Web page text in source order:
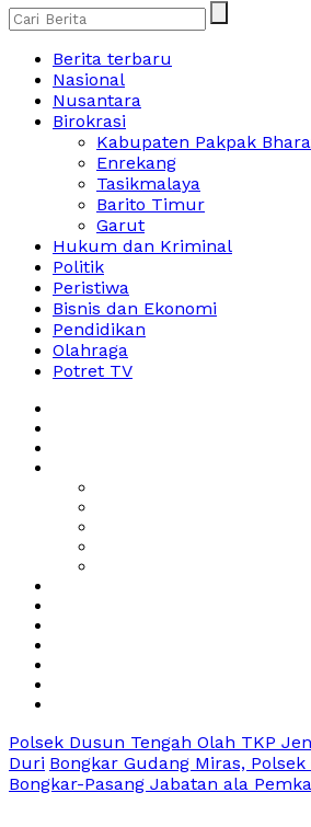
Berita terbaru
Nasional
Nusantara
Birokrasi
Kabupaten Pakpak
Enrekang
Tasikmalaya
Barito Timur
Garut
Hukum dan Kriminal
Politik
Peristiwa
Bisnis dan Ekonomi
Pendidikan
Olahraga
Potret TV
Polsek Dusun Tengah Olah TKP
Duri Bongkar Gudang Miras,
Bongkar-Pasang Jabatan ala